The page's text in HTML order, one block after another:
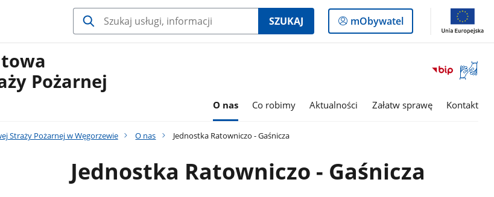
SZUKAJ
Logowanie
do
mObywatel
Otwórz
okno
Pożarnej
O nas Co robimy Aktualności Załatw sprawę Kontakt
Straży Pożarnej w Węgorzewie O nas Jednostka Ratowniczo - Gaśnicza
Jednostka Ratowniczo - Gaśnicza